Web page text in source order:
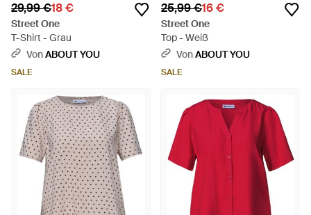
29,99 €18 €
Street One
T-Shirt - Grau
VonABOUT YOU
SALE
25,99 €16 €
Street One
Top - Weiß
VonABOUT YOU
SALE